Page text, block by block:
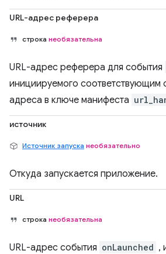
URL-адрес реферера
строка необязательна
URL-адрес реферера для события
инициируемого соответствующим
адреса в ключе манифеста
источник
Источник запуска необязательно
Откуда запускается приложение.
URL
строка необязательна
URL-адрес события onLaunched ,